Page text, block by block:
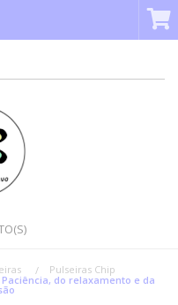
Pulseiras Chip
do relaxamento e da